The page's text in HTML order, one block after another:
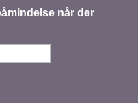
når der